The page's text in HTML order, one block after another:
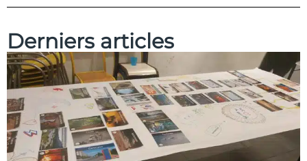
Derniers articles